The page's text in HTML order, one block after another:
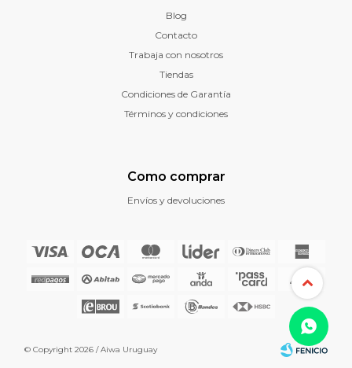
Blog
Contacto
Trabaja con nosotros
Tiendas
Condiciones de Garantía
Términos y condiciones
Como comprar
Envíos y devoluciones
© Copyright 2026 / Aiwa Uruguay